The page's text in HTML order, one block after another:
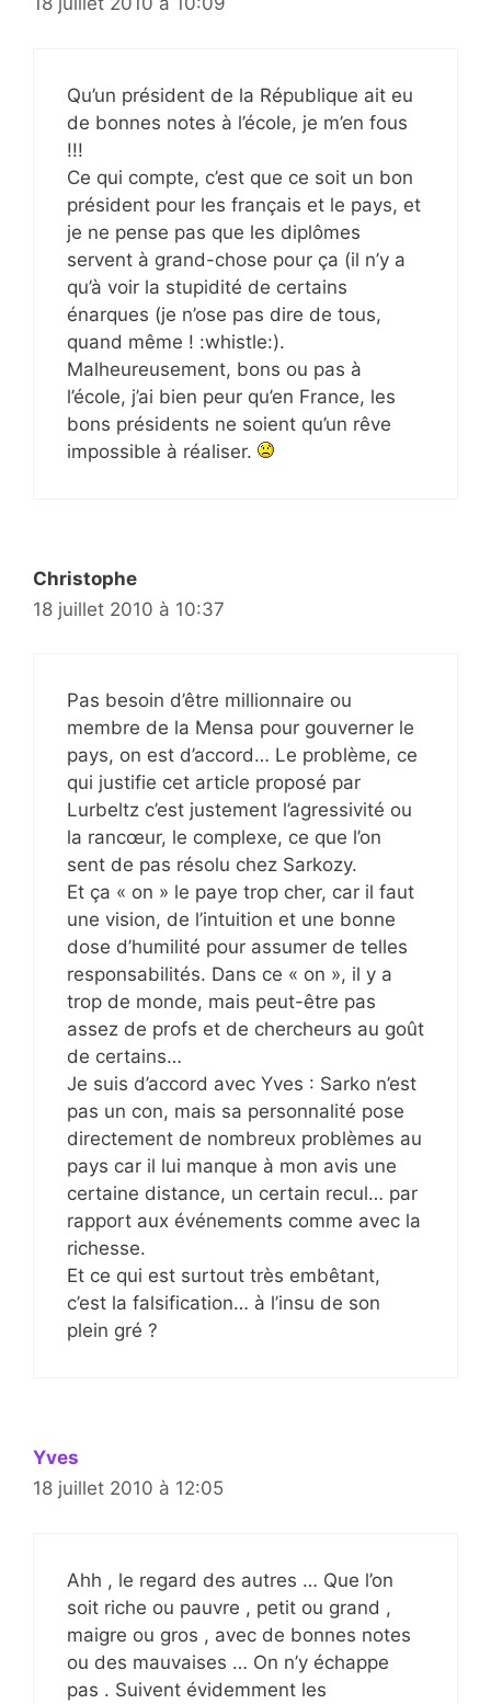
Qu’un président de la République ait eu
de bonnes notes à l’école, je m’en fous
!!!
Ce qui compte, c’est que ce soit un bon
président pour les français et le pays, et
je ne pense pas que les diplômes
servent à grand-chose pour ça (il n’y a
qu’à voir la stupidité de certains
énarques (je n’ose pas dire de tous,
quand même ! :whistle:).
Malheureusement, bons ou pas à
l’école, j’ai bien peur qu’en France, les
bons présidents ne soient qu’un rêve
impossible à réaliser.
Christophe
18 juillet 2010 à 10:37
Pas besoin d’être millionnaire ou
membre de la Mensa pour gouverner le
pays, on est d’accord… Le problème, ce
qui justifie cet article proposé par
Lurbeltz c’est justement l’agressivité ou
la rancœur, le complexe, ce que l’on
sent de pas résolu chez Sarkozy.
Et ça « on » le paye trop cher, car il faut
une vision, de l’intuition et une bonne
dose d’humilité pour assumer de telles
responsabilités. Dans ce « on », il y a
trop de monde, mais peut-être pas
assez de profs et de chercheurs au goût
de certains…
Je suis d’accord avec Yves : Sarko n’est
pas un con, mais sa personnalité pose
directement de nombreux problèmes au
pays car il lui manque à mon avis une
certaine distance, un certain recul… par
rapport aux événements comme avec la
richesse.
Et ce qui est surtout très embêtant,
c’est la falsification… à l’insu de son
plein gré ?
Yves
18 juillet 2010 à 12:05
Ahh , le regard des autres … Que l’on
soit riche ou pauvre , petit ou grand ,
maigre ou gros , avec de bonnes notes
ou des mauvaises … On n’y échappe
pas . Suivent évidemment les